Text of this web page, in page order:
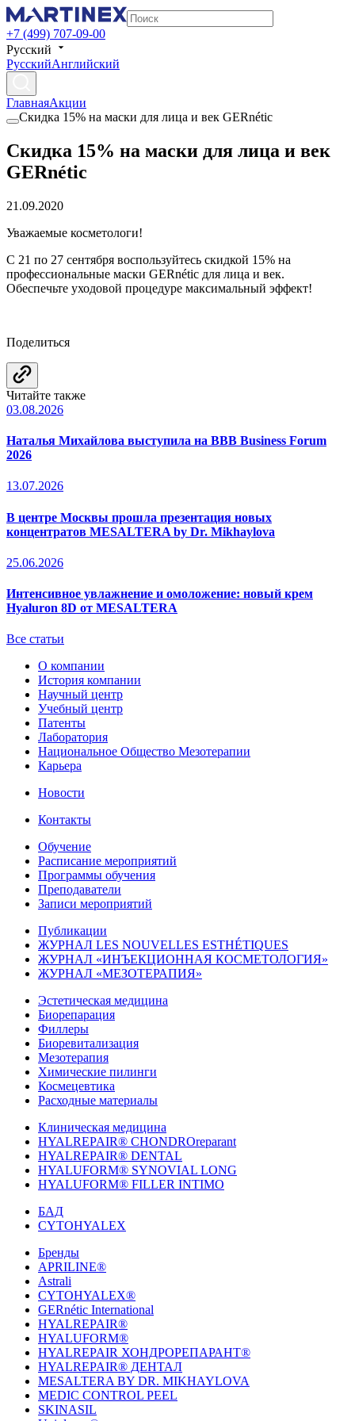
+7 (499) 707-09-00
Русский
РусскийАнглийский
ГлавнаяАкции
Скидка 15% на маски для лица и век GERnétic
Скидка 15% на маски для лица и век
GERnétic
21.09.2020
Уважаемые косметологи!
С 21 по 27 сентября воспользуйтесь скидкой 15% на
профессиональные маски GERnétic для лица и век.
Обеспечьте уходовой процедуре максимальный эффект!
Поделиться
Читайте также
03.08.2026
Наталья Михайлова выступила на BBB Business Forum
2026
13.07.2026
В центре Москвы прошла презентация новых
концентратов MESALTERA by Dr. Mikhaylova
25.06.2026
Интенсивное увлажнение и омоложение: новый крем
Hyaluron 8D от MESALTERA
Все статьи
О компании
История компании
Научный центр
Учебный центр
Патенты
Лаборатория
Национальное Общество Мезотерапии
Карьера
Новости
Контакты
Обучение
Расписание мероприятий
Программы обучения
Преподаватели
Записи мероприятий
Публикации
ЖУРНАЛ LES NOUVELLES ESTHÉTIQUES
ЖУРНАЛ «ИНЪЕКЦИОННАЯ КОСМЕТОЛОГИЯ»
ЖУРНАЛ «МЕЗОТЕРАПИЯ»
Эстетическая медицина
Биорепарация
Филлеры
Биоревитализация
Мезотерапия
Химические пилинги
Космецевтика
Расходные материалы
Клиническая медицина
HYALREPAIR® CHONDROreparant
HYALREPAIR® DENTAL
HYALUFORM® SYNOVIAL LONG
HYALUFORM® FILLER INTIMO
БАД
CYTOHYALEX
Бренды
APRILINE®
Astrali
CYTOHYALEX®
GERnétic International
HYALREPAIR®
HYALUFORM®
HYALREPAIR ХОНДРОРЕПАРАНТ®
HYALREPAIR® ДЕНТАЛ
MESALTERA BY DR. MIKHAYLOVA
MEDIC CONTROL PEEL
SKINASIL